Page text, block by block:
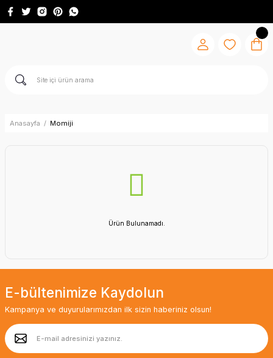
Anasayfa Momiji
Ürün Bulunamadı.
E-bültenimize Kaydolun
Kampanya ve duyurularımızdan ilk sizin haberiniz olsun!